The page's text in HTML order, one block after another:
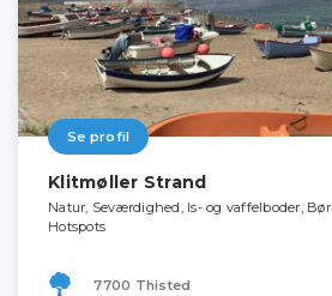
Se profil
Klitmøller Strand
Natur, Seværdighed, Is- og vaffelboder,
Hotspots
7700 Thisted